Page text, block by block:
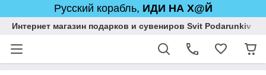
Русский корабль, ИДИ НА Х@Й
Интернет магазин подарков и сувениров Svit Podarunkiv